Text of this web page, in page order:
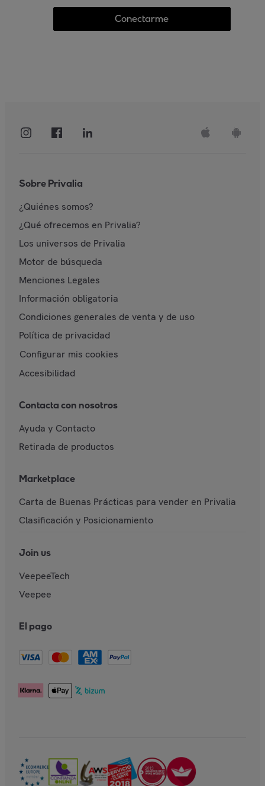
Conectarme
Sobre Privalia
¿Quiénes somos?
¿Qué ofrecemos en Privalia?
Los universos de Privalia
Motor de búsqueda
Menciones Legales
Información obligatoria
Condiciones generales de venta y de uso
Política de privacidad
Configurar mis cookies
Accesibilidad
Contacta con nosotros
Ayuda y Contacto
Retirada de productos
Marketplace
Carta de Buenas Prácticas para vender en Privalia
Clasificación y Posicionamiento
Join us
VeepeeTech
Veepee
El pago